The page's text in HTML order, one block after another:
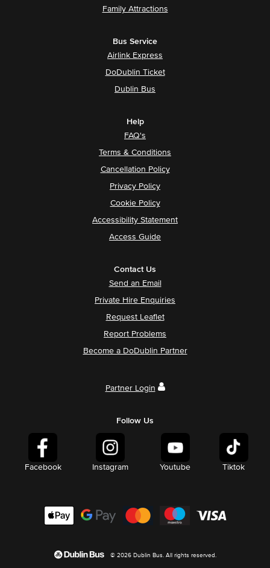
Family Attractions
Bus Service
Airlink Express
DoDublin Ticket
Dublin Bus
Help
FAQ's
Terms & Conditions
Cancellation Policy
Privacy Policy
Cookie Policy
Accessibility Statement
Access Guide
Contact Us
Send an Email
Private Hire Enquiries
Request Leaflet
Report Problems
Become a DoDublin Partner
Partner Login
Follow Us
Facebook Instagram Youtube Tiktok
© 2026 Dublin Bus. All rights reserved.